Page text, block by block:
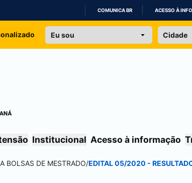
IR
COMUNICA BR ACESSO À
Institucional Acesso à informação
BOLSAS DE MESTRADO/EDITAL 05/2020 -